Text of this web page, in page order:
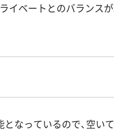
イベートとのバランス
なっているので、空い